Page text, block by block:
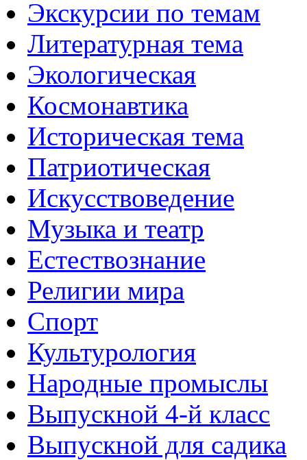
Экскурсии по темам
Литературная тема
Экологическая
Космонавтика
Историческая тема
Патриотическая
Искусствоведение
Музыка и театр
Естествознание
Религии мира
Спорт
Культурология
Народные промыслы
Выпускной 4-й класс
Выпускной для садика